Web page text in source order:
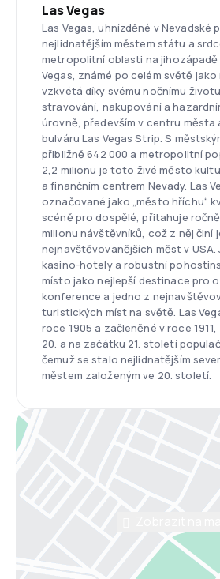
Las Vegas
Las Vegas, uhnízděné v Nevadské
nejlidnatějším městem státu a
metropolitní oblasti na
Vegas, známé po celém světě jako
vzkvétá díky svému nočnímu
stravování, nakupování a
úrovně, především v centru města
bulváru Las Vegas Strip. S
přibližně 642 000 a metropolitní
2,2 milionu je toto živé město
a finančním centrem Nevady. Las
označované jako „město hříchu“
scéně pro dospělé, přitahuje
milionu návštěvníků, což z něj činí
nejnavštěvovanějších měst v
kasino-hotely a robustní
místo jako nejlepší destinace pro
konference a jedno z
turistických míst na světě. Las
roce 1905 a začleněné v roce
20. a na začátku 21. století
čemuž se stalo nejlidnatějším
městem založeným ve 20. století.